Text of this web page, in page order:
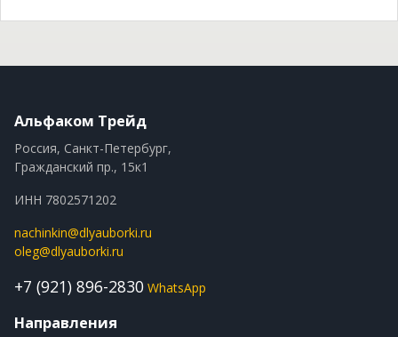
Альфаком Трейд
Россия, Санкт-Петербург,
Гражданский пр., 15к1
ИНН 7802571202
nachinkin@dlyauborki.ru
oleg@dlyauborki.ru
+7 (921) 896-2830 WhatsApp
Направления